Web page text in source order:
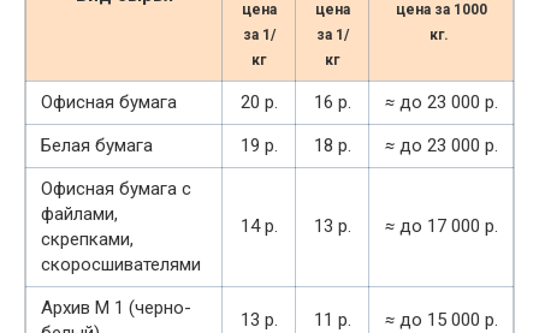
цена
за 1/
кг
цена
за 1/
кг
цена за 1000
кг.
Офисная бумага 20 р. 16 р. ≈ до 23 000 р.
Белая бумага
19 р. 18 р. ≈ до 23 000 р.
Офисная бумага с
файлами,
скрепками,
скоросшивателями
14 р. 13 р. ≈ до 17 000 р.
Архив М 1 (черно-
13 р. 11 р. ≈ до 15 000 р.